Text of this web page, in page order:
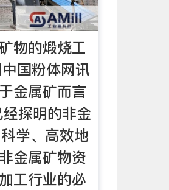
物的煅烧工
国粉体网讯
金属矿而言
探明的非金
学、高效地
金属矿物资
工行业的必